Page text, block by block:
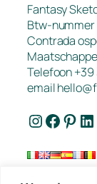
Fantasy
Btw-nummer
Contrada
Telefoon
email
Instagram Facebook Pinterest LinkedIn